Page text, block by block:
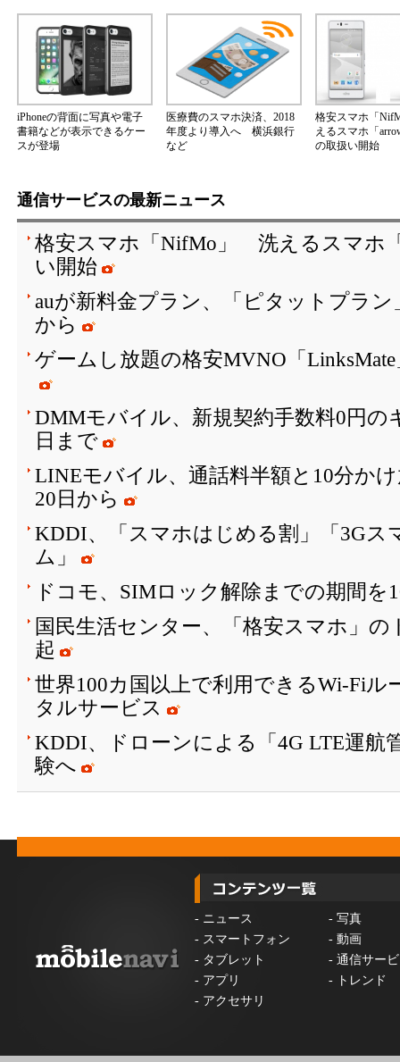
iPhoneの背面に写真や電子
書籍などが表示できるケー
スが登場
医療費のスマホ決済、2018
年度より導入へ 横浜銀行
など
格安スマホ「
えるスマホ「
の取扱い開始
通信サービスの最新ニュース
格安スマホ「NifMo」 洗えるスマホ
い開始
auが新料金プラン、「ピタットプラン
から
ゲームし放題の格安MVNO「
DMMモバイル、新規契約手数料0円
日まで
LINEモバイル、通話料半額と10分か
20日から
KDDI、「スマホはじめる割」「3Gス
ム」
ドコモ、SIMロック解除までの期間を
国民生活センター、「格安スマホ」
起
世界100カ国以上で利用できるWi-Fiル
タルサービス
KDDI、ドローンによる「4G LTE運航
験へ
- ニュース - 写真
- スマートフォン - 動画
- タブレット - 通信サー
- アプリ -
トレンド
- アクセサリ